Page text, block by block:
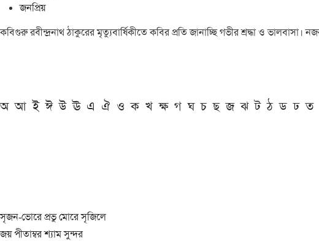
জনপ্রিয়
কবিগুরু রবীন্দ্রনাথ ঠাকুরের মৃত্যুবার্ষিকীতে কবির প্রতি জানাচ্ছি গভীর শ্রদ্ধা ও
অ আ ই ঈ উ ঊ এ ঐ ও ক খ ক্ষ গ ঘ চ ছ জ ঝ ট ঠ ড ঢ ত
সৃজন-ভোরে প্রভু মোরে সৃজিলে
জয় পীতাম্বর শ্যাম সুন্দর